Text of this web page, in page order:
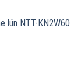
lún NTT-KN2W60